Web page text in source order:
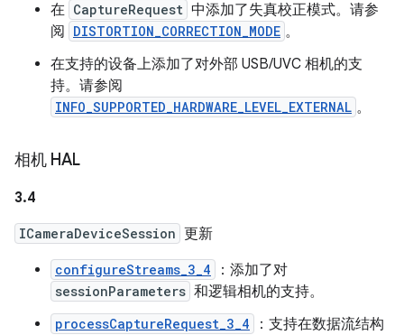
在 CaptureRequest 中添加了失真校正模式。请参
阅
DISTORTION_CORRECTION_MODE 。
在支持的设备上添加了对外部 USB/UVC 相机的支
持。请参阅
INFO_SUPPORTED_HARDWARE_LEVEL_EXTERNAL 。
相机 HAL
3.4
ICameraDeviceSession 更新
configureStreams_3_4 ：添加了对
sessionParameters 和逻辑相机的支持。
processCaptureRequest_3_4
：支持在数据流结构